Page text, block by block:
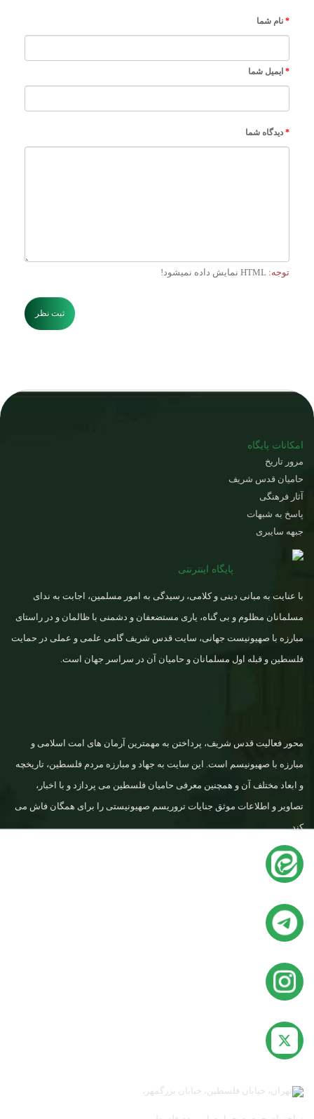
نام شما
ایمیل شما
دیدگاه شما
توجه:
ثبت نظر
امکانات پایگاه
مرور تاریخ
حامیان قدس شریف
آثار فرهنگی
پاسخ به شبهات
جبهه سایبری
پایگاه اینترنتی
با عنایت به مبانی دینی و کلامی، رسیدگی به امور مسلمین، اجابت به ندای
مسلمانان مظلوم و بی گناه، یاری مستضعفان و دشمنی با ظالمان و در راستای
مبارزه با صهیونیست جهانی، سایت قدس شریف گامی علمی و عملی در حمایت
فلسطین و قبله اول مسلمانان و حامیان آن در سراسر جهان است.
محور فعالیت قدس شریف، پرداختن به مهمترین آرمان های امت اسلامی و
مبارزه با صهیونیسم است. این سایت به جهاد و مبارزه مردم فلسطین، تاریخچه
و ابعاد مختلف آن و همچنین معرفی حامیان فلسطین می پردازد و با اخبار،
تصاویر و اطلاعات موثق جنایات تروریسم صهیونیستی را برای همگان فاش می
کند.
تهران، خیابان فلسطین، خیابان بزرگمهر،